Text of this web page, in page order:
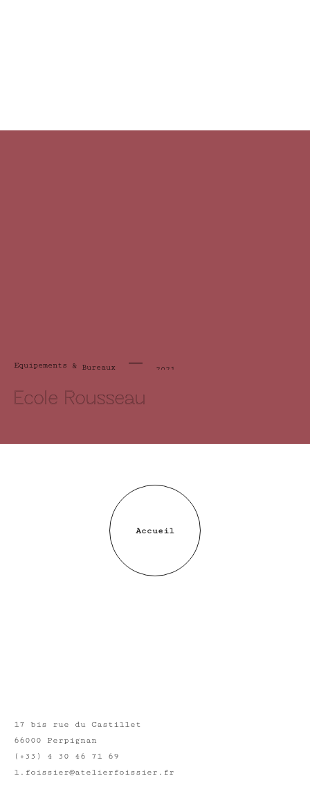
Equipements & Bureaux
Ecole Rousseau
Accueil
17 bis rue du Castillet
66000 Perpignan
(+33) 4 30 46 71 69
l.foissier@atelierfoissier.fr